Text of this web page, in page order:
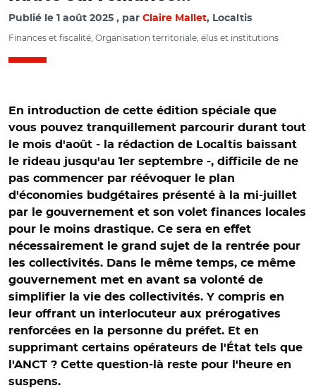
Publié le 1 août 2025 par Claire Mallet, Localtis
Finances et fiscalité, Organisation territoriale, élus et institutions
En introduction de cette édition spéciale que
vous pouvez tranquillement parcourir durant tout
le mois d'août - la rédaction de Localtis baissant
le rideau jusqu'au 1er septembre -, difficile de ne
pas commencer par réévoquer le plan
d'économies budgétaires présenté à la mi-juillet
par le gouvernement et son volet finances locales
pour le moins drastique. Ce sera en effet
nécessairement le grand sujet de la rentrée pour
les collectivités. Dans le même temps, ce même
gouvernement met en avant sa volonté de
simplifier la vie des collectivités. Y compris en
leur offrant un interlocuteur aux prérogatives
renforcées en la personne du préfet. Et en
supprimant certains opérateurs de l'État tels que
l'ANCT ? Cette question-là reste pour l'heure en
suspens.